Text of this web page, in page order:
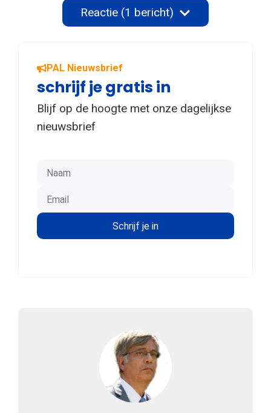
Reactie (1 bericht)
PAL Nieuwsbrief
schrijf je gratis in
Blijf op de hoogte met onze dagelijkse
nieuwsbrief